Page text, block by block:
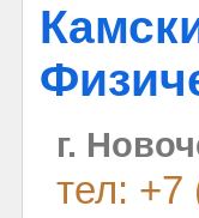
г.
тел: +7